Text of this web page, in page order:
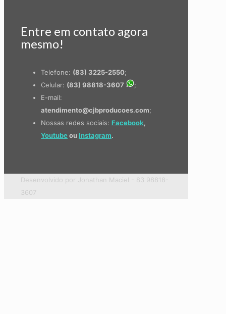
Entre em contato agora
mesmo!
Telefone: (83) 3225-2550;
Celular: (83) 98818-3607
;
E-mail:
atendimento@cjbproducoes.com;
Nossas redes sociais: Facebook,
Youtubeou Instagram.
Desenvolvido por Jonathan Maciel - 83 98818-
3607